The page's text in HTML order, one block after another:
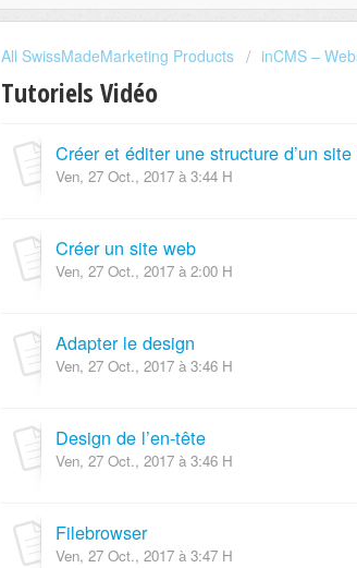
All SwissMadeMarketing Products inCMS –
Tutoriels Vidéo
Créer et éditer une structure d’un
Ven, 27 Oct., 2017 à 3:44 H
Créer un site web
Ven, 27 Oct., 2017 à 2:00 H
Adapter le design
Ven, 27 Oct., 2017 à 3:46 H
Design de l’en-tête
Ven, 27 Oct., 2017 à 3:46 H
Filebrowser
Ven, 27 Oct., 2017 à 3:47 H